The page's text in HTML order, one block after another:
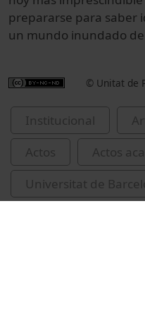
prepararse para saber
un mundo inundado
© Unitat de
Institucional
Actos
Actos
Universitat de